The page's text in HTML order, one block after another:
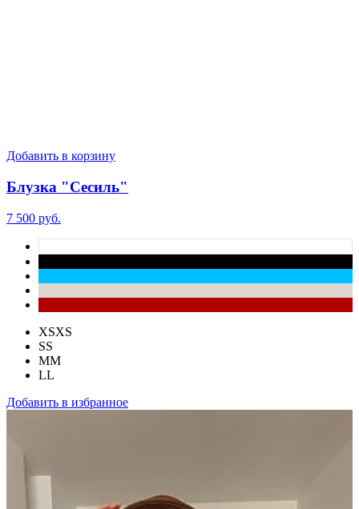
Добавить в корзину
Блузка "Сесиль"
7 500 руб.
XSXS
SS
MM
LL
Добавить в избранное